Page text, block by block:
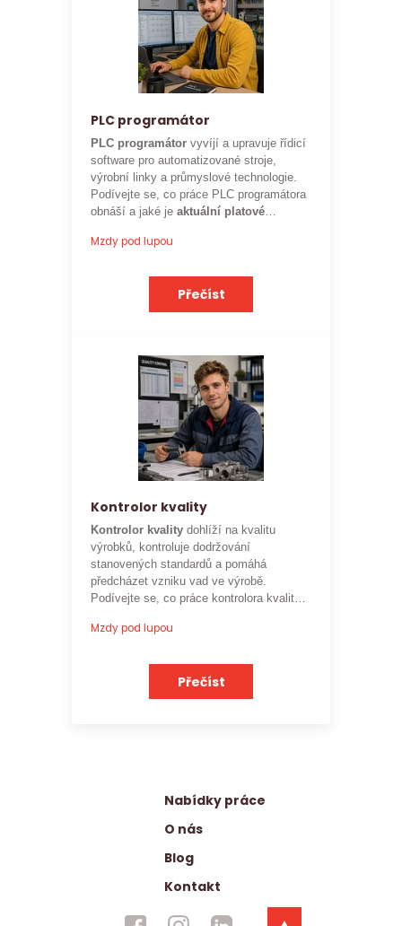
PLC programátor
PLC programátorvyvíjí a upravuje řídicí
software pro automatizované stroje,
výrobní linky a průmyslové technologie.
Podívejte se, co práce PLC programátora
obnáší a jaké jeaktuální platové
Mzdy pod lupou
Přečíst
Kontrolor kvality
Kontrolor kvalitydohlíží na kvalitu
výrobků, kontroluje dodržování
stanovených standardů a pomáhá
předcházet vzniku vad ve výrobě.
Podívejte se, co práce kontrolora kvality
ohodnocení této profese
Mzdy pod lupou
Přečíst
Nabídky práce
O nás
Blog
Kontakt